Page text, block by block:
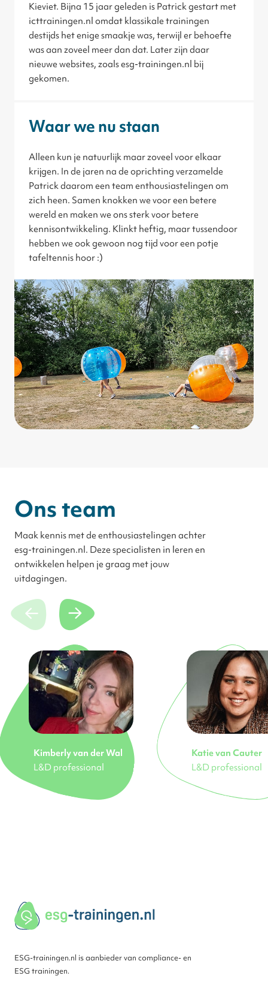
Kieviet. Bijna 15 jaar geleden is Patrick gestart met
icttrainingen.nl omdat klassikale trainingen
destijds het enige smaakje was, terwijl er behoefte
was aan zoveel meer dan dat. Later zijn daar
nieuwe websites, zoals esg-trainingen.nl bij
gekomen.
Waar we nu staan
Alleen kun je natuurlijk maar zoveel voor elkaar
krijgen. In de jaren na de oprichting verzamelde
Patrick daarom een team enthousiastelingen om
zich heen. Samen knokken we voor een betere
wereld en maken we ons sterk voor betere
kennisontwikkeling. Klinkt heftig, maar tussendoor
hebben we ook gewoon nog tijd voor een potje
tafeltennis hoor :)
Ons team
Maak kennis met de enthousiastelingen achter
esg-trainingen.nl. Deze specialisten in leren en
ontwikkelen helpen je graag met jouw
uitdagingen.
Kimberly van der Wal
L&D professional
Katie van Cauter
L&D professional
ESG-trainingen.nl is aanbieder van compliance- en
ESG trainingen.